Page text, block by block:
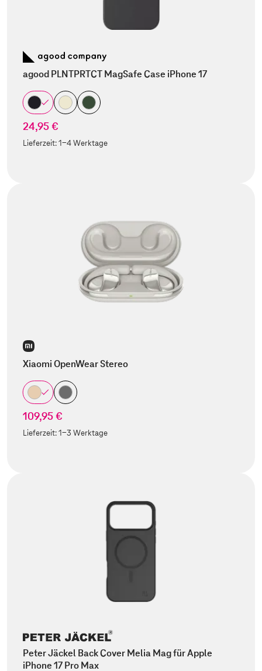
agood PLNTPRTCT MagSafe Case iPhone 17
24,95 €
Lieferzeit:1-4 Werktage
Xiaomi OpenWear Stereo
109,95 €
Lieferzeit:1-3 Werktage
Peter Jäckel Back Cover Melia Mag für Apple
iPhone 17 Pro Max